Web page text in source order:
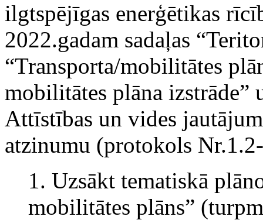
ilgtspējīgas enerģētikas
2022.gadam sadaļas
“Transporta/mobilitātes
mobilitātes plāna izstrāde”
Attīstības un vides
atzinumu (protokols
1. Uzsākt tematiskā
mobilitātes plāns”